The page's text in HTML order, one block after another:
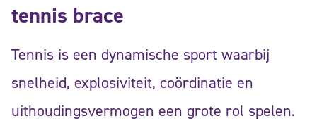
tennis brace
Tennis is een dynamische sport waarbij
snelheid, explosiviteit, coördinatie en
uithoudingsvermogen een grote rol spelen.